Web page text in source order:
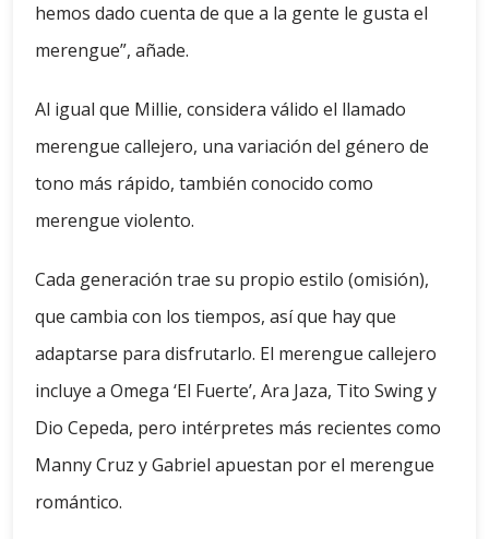
hemos dado cuenta de que a la gente le gusta el
merengue”, añade.
Al igual que Millie, considera válido el llamado
merengue callejero, una variación del género de
tono más rápido, también conocido como
merengue violento.
Cada generación trae su propio estilo (omisión),
que cambia con los tiempos, así que hay que
adaptarse para disfrutarlo. El merengue callejero
incluye a Omega ‘El Fuerte’, Ara Jaza, Tito Swing y
Dio Cepeda, pero intérpretes más recientes como
Manny Cruz y Gabriel apuestan por el merengue
romántico.